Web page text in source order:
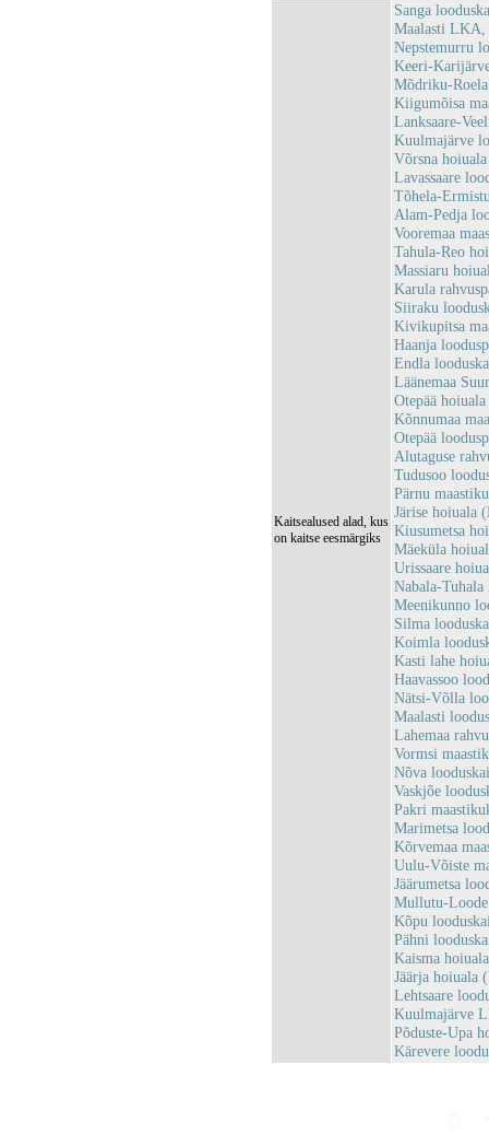
Kaitsealused alad, kus
on kaitse eesmärgiks
Sanga
Maalasti LKA,
Nepstemurru
Keeri-
Mõdriku-
Kiigumõisa
Lanksaare-
Kuulmajärve
Võrsna
Lavassaare
Tõhela-
Alam-Pedja
Vooremaa
Tahula-Reo
Massiaru
Karula
Siiraku
Kivikupitsa
Haanja
Endla
Läänemaa
Otepää
Kõnnumaa
Otepää
Alutaguse
Tudusoo
Pärnu
Järise hoiuala
Kiusumetsa
Mäeküla
Urissaare
Nabala-
Meenikunno
Silma
Koimla
Kasti lahe
Haavassoo
Nätsi-Võlla
Maalasti
Lahemaa
Vormsi
Nõva
Vaskjõe
Pakri
Marimetsa
Kõrvemaa
Uulu-Võiste
Jäärumetsa
Mullutu-
Kõpu
Pähni
Kaisma
Jäärja hoiuala
Lehtsaare
Kuulmajärve
Põduste-Upa
Kärevere